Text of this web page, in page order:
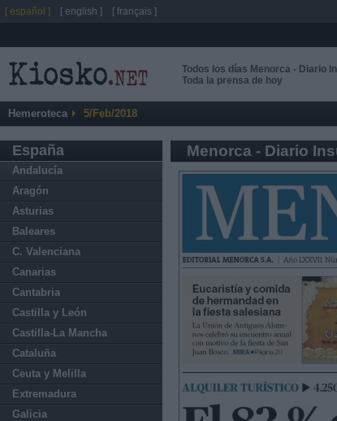
Todos los días Menorca - Diario
Toda la prensa de hoy
Hemeroteca 5/Feb/2018
España
Andalucía
Aragón
Asturias
Baleares
C. Valenciana
Canarias
Cantabria
Castilla y León
Castilla-La Mancha
Cataluña
Ceuta y Melilla
Extremadura
Galicia
Menorca - Diario
[ español ] [ english ] [ français ]